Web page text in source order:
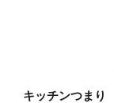
キッチンつまり